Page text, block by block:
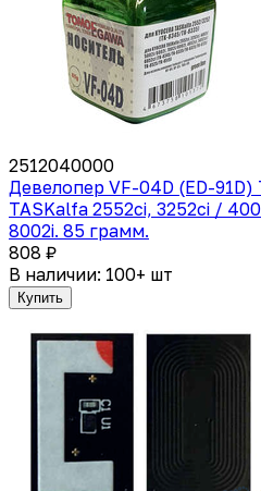
2512040000
Девелопер VF-04D (ED-91D)
TASKalfa 2552ci, 3252ci /
8002i. 85 грамм.
808 ₽
В наличии: 100+ шт
Купить